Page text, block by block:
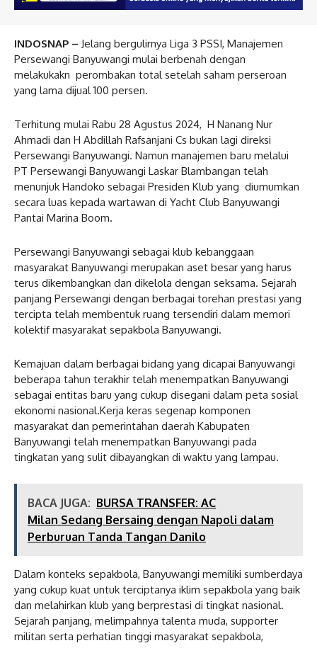
INDOSNAP – Jelang bergulirnya Liga 3 PSSI, Manajemen
Persewangi Banyuwangi mulai berbenah dengan
melakukakn perombakan total setelah saham perseroan
yang lama dijual 100 persen.
Terhitung mulai Rabu 28 Agustus 2024, H Nanang Nur
Ahmadi dan H Abdillah Rafsanjani Cs bukan lagi direksi
Persewangi Banyuwangi. Namun manajemen baru melalui
PT Persewangi Banyuwangi Laskar Blambangan telah
menunjuk Handoko sebagai Presiden Klub yang diumumkan
secara luas kepada wartawan di Yacht Club Banyuwangi
Pantai Marina Boom.
Persewangi Banyuwangi sebagai klub kebanggaan
masyarakat Banyuwangi merupakan aset besar yang harus
terus dikembangkan dan dikelola dengan seksama. Sejarah
panjang Persewangi dengan berbagai torehan prestasi yang
tercipta telah membentuk ruang tersendiri dalam memori
kolektif masyarakat sepakbola Banyuwangi.
Kemajuan dalam berbagai bidang yang dicapai Banyuwangi
beberapa tahun terakhir telah menempatkan Banyuwangi
sebagai entitas baru yang cukup disegani dalam peta sosial
ekonomi nasional.Kerja keras segenap komponen
masyarakat dan pemerintahan daerah Kabupaten
Banyuwangi telah menempatkan Banyuwangi pada
tingkatan yang sulit dibayangkan di waktu yang lampau.
BACA JUGA: BURSA TRANSFER: AC
Milan Sedang Bersaing dengan Napoli dalam
Perburuan Tanda Tangan Danilo
Dalam konteks sepakbola, Banyuwangi memiliki sumberdaya
yang cukup kuat untuk terciptanya iklim sepakbola yang baik
dan melahirkan klub yang berprestasi di tingkat nasional.
Sejarah panjang, melimpahnya talenta muda, supporter
militan serta perhatian tinggi masyarakat sepakbola,